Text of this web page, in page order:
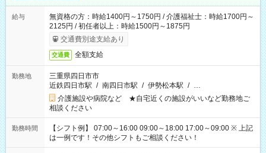
給与
無資格の方：時給1400円～1750円 / 介護福祉士：時給1700円～
2125円 / 初任者以上：時給1500円～1875円
交通費別途支給あり
交通費 全額支給
勤務地
三重県四日市市
近鉄四日市駅 / 南四日市駅 / 伊勢松本駅 / …
介護施設や病院など ★自宅近くの施設がいいなど勤務地ご
相談ください
勤務時間
【シフト例】 07:00～16:00 09:00～18:00 17:00～09:00 ※ 上記
は一例です！その他シフトもご相談ください！